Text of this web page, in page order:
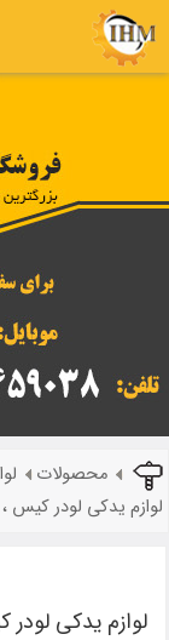
محصولات
لوازم یدکی لودر کیس
لوازم یدکی